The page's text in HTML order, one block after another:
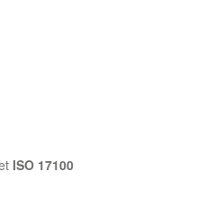
ISO 17100